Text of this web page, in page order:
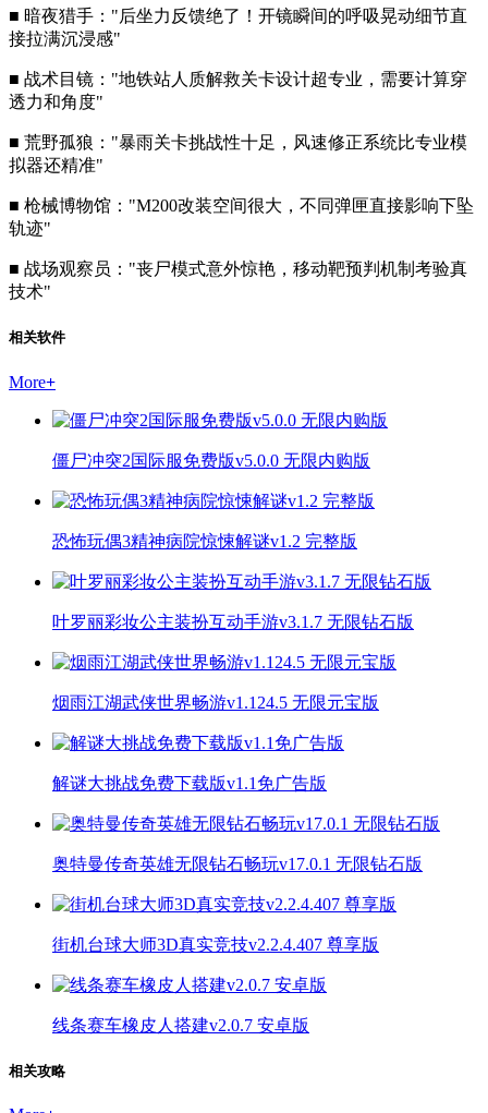
■ 暗夜猎手："后坐力反馈绝了！开镜瞬间的呼吸晃动细节直
接拉满沉浸感"
■ 战术目镜："地铁站人质解救关卡设计超专业，需要计算穿
透力和角度"
■ 荒野孤狼："暴雨关卡挑战性十足，风速修正系统比专业模
拟器还精准"
■ 枪械博物馆："M200改装空间很大，不同弹匣直接影响下坠
轨迹"
■ 战场观察员："丧尸模式意外惊艳，移动靶预判机制考验真
技术"
相关软件
More+
僵尸冲突2国际服免费版v5.0.0 无限内购版
恐怖玩偶3精神病院惊悚解谜v1.2 完整版
叶罗丽彩妆公主装扮互动手游v3.1.7 无限钻石版
烟雨江湖武侠世界畅游v1.124.5 无限元宝版
解谜大挑战免费下载版v1.1免广告版
奥特曼传奇英雄无限钻石畅玩v17.0.1 无限钻石版
街机台球大师3D真实竞技v2.2.4.407 尊享版
线条赛车橡皮人搭建v2.0.7 安卓版
相关攻略